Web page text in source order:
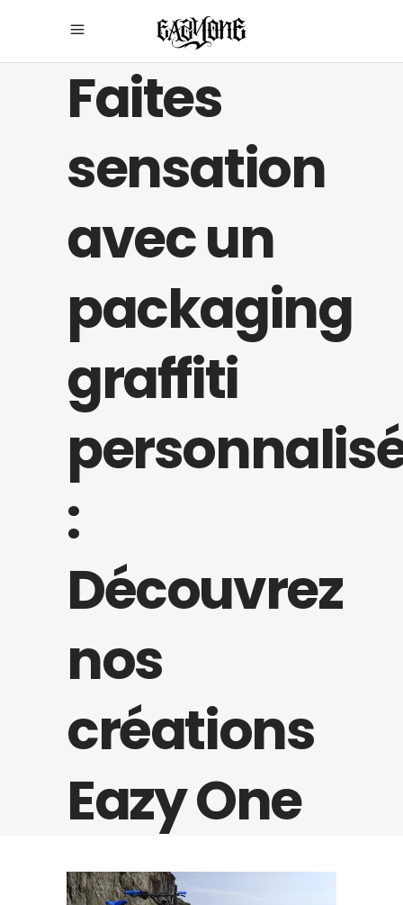
Faites
sensation
avec un
packaging
graffiti
:
Découvrez
nos
créations
Eazy One